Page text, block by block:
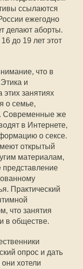
ссылаются
ежегодно
делают аборты.
до 19 лет этот
что в
и
занятиях
о семье,
Современные же
в Интернете,
о сексе.
открытый
материалам,
Практический
что занятия
в обществе.
опрос и дать
хотели